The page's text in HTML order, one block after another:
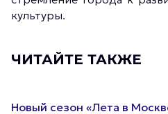
культуры.
ЧИТАЙТЕ ТАКЖЕ
Новый сезон «Лета в